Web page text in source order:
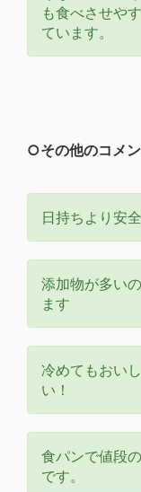
も食べさせや
ています。
○その他のコメ
日持ちより安
添加物が多い
ます
冷めてもおい
い！
食パンで値段
です。